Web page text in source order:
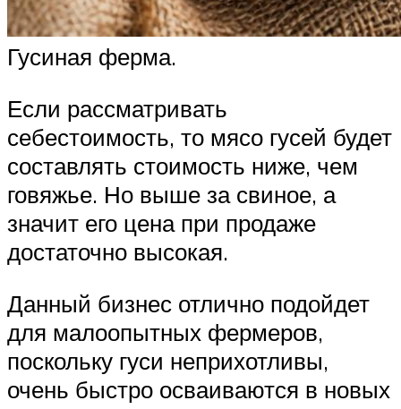
Гусиная ферма.
Если рассматривать
себестоимость, то мясо гусей будет
составлять стоимость ниже, чем
говяжье. Но выше за свиное, а
значит его цена при продаже
достаточно высокая.
Данный бизнес отлично подойдет
для малоопытных фермеров,
поскольку гуси неприхотливы,
очень быстро осваиваются в новых